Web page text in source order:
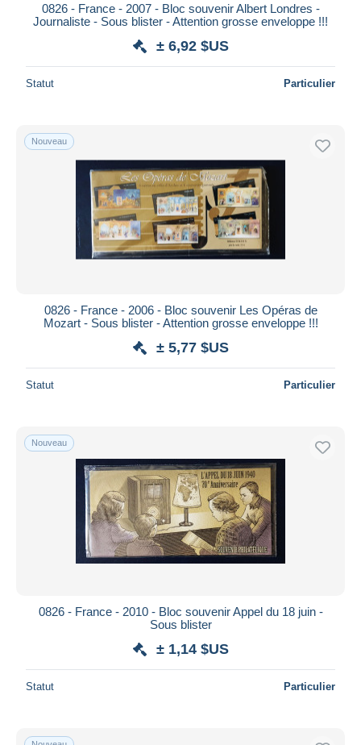
0826 - France - 2007 - Bloc souvenir Albert Londres -
Journaliste - Sous blister - Attention grosse enveloppe !!!
± 6,92 $US
Statut Particulier
Nouveau
0826 - France - 2006 - Bloc souvenir Les Opéras de
Mozart - Sous blister - Attention grosse enveloppe !!!
± 5,77 $US
Statut Particulier
Nouveau
0826 - France - 2010 - Bloc souvenir Appel du 18 juin -
Sous blister
± 1,14 $US
Statut Particulier